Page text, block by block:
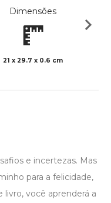
Dimensões
21 x 29.7 x 0.6 cm
e incertezas. Mas
para a felicidade,
livro, você aprenderá a